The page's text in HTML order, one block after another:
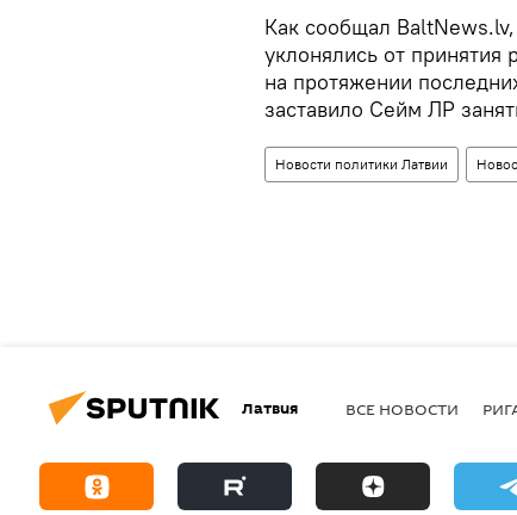
Как сообщал
уклонялись от принятия
на протяжении
заставило Сейм ЛР
Новости политики Латвии
Латвия ВСЕ НОВОСТИ